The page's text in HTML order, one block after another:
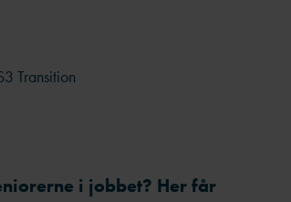
Transition
i jobbet? Her får